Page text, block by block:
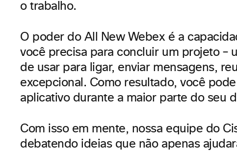
o trabalho.
O poder do All New Webex é a
você precisa para concluir um projeto –
de usar para ligar, enviar mensagens,
excepcional. Como resultado, você
aplicativo durante a maior parte do seu
Com isso em mente, nossa equipe do
debatendo ideias que não apenas